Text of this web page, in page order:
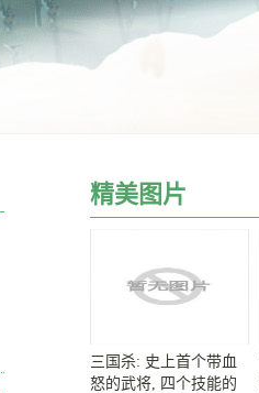
精美图片
三国杀: 史上首个带血
怒的武将, 四个技能的